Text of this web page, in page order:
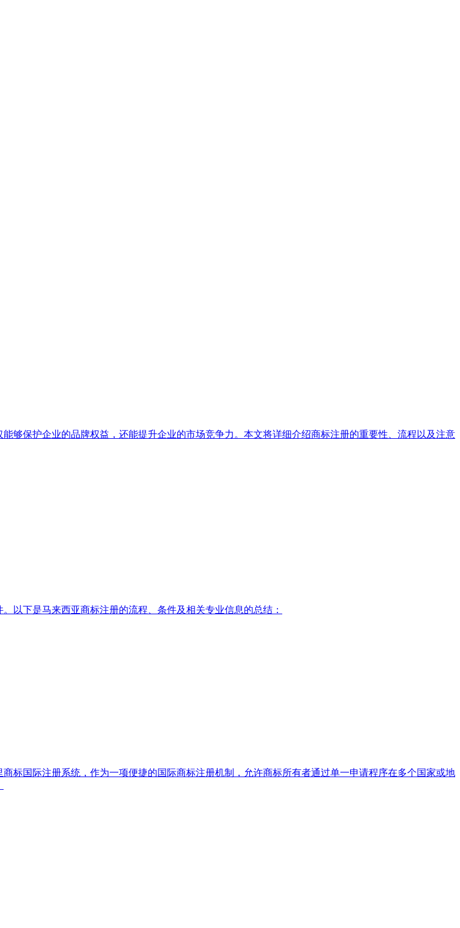
够保护企业的品牌权益，还能提升企业的市场竞争力。本文将详细介绍商标注册的重要性、流程以及注意
以下是马来西亚商标注册的流程、条件及相关专业信息的总结：
标国际注册系统，作为一项便捷的国际商标注册机制，允许商标所有者通过单一申请程序在多个国家或地